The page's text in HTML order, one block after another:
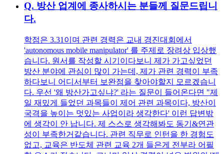
Q. 방산 업계에 종사하시는 분들께 질문드립니
다.
학점은 3.31이며 관련 경력은 교내 경진대회에서
'autonomous mobile manipulator' 를 주제로 장려상 입상했
습니다. 원서를 작성할 시기이다보니 제가 가고싶었던
방산 분야에 관심이 많이 가는데, 제가 관련 경력이 부족
하다보니 어디서부터 보완점을 찾아야할지 모르겠습니
다. 우선 '왜 방산가고싶냐?' 라는 질문이 들어온다면 "제
일 재밌게 들었던 과목들이 제어 관련 과목이다, 방산이
국격을 높이는 멋있는 사업이라 생각한다' 이런 답변밖
에 생각이 안 납니다. 제 스스로 생각해봐도 동기&연관
성이 부족한거같습니다. 관련 직무로 인턴을 한 경험도
없고, 교육은 반도체 관련 교육 2개 들은게 전부라 어필